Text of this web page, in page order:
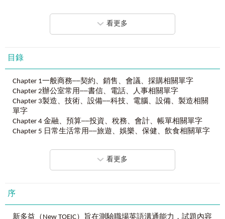
因為他們放進口袋就不會還了！
由最專業的英文老師，帶領最專業的語言專家及編輯團隊，
字；
五個暢銷十年、賣超過十萬冊的理由──
內容：
專業陣容──
由最懂英語測驗設計的蘇秦老師，搭配英文為母語的外籍老
師，聯手打造最厲害的多益單字書！
八大分類──
英文例句，讓單字應用簡單輕鬆，一次上手！
必考片語──
看更多
目錄
Chapter 1一般商務──契約、銷售、會議、採購相關單字
Chapter 2辦公室常用──書信、電話、人事相關單字
Chapter 3製造、技術、設備──科技、電腦、設備、製造相關
單字
Chapter 4 金融、預算──投資、稅務、會計、帳單相關單字
Chapter 5 日常生活常用──旅遊、娛樂、保健、飲食相關單字
Chapter 7 多益常考動詞──多益基本必備動詞
Chapter 8 多益常考其他詞類──多益基本必備形容詞、副詞、
【別冊目錄】
新多益易混淆單字
看更多
序
新多益（New TOEIC）旨在測驗職場英語溝通能力，試題內容